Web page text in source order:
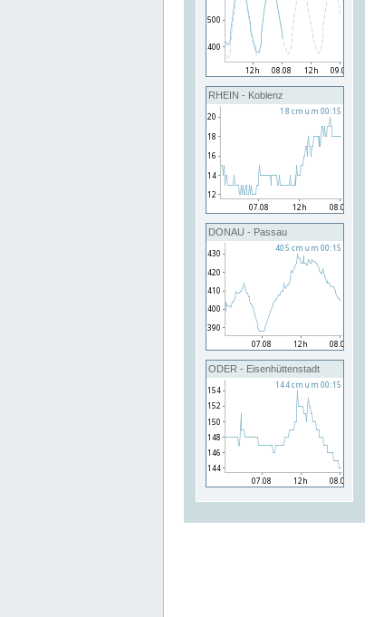
RHEIN - Koblenz
DONAU - Passau
ODER - Eisenhüttenstadt